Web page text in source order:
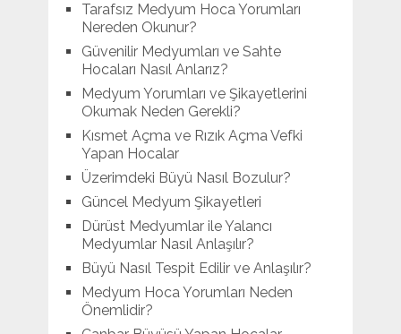
Tarafsız Medyum Hoca Yorumları
Nereden Okunur?
Güvenilir Medyumları ve Sahte
Hocaları Nasıl Anlarız?
Medyum Yorumları ve Şikayetlerini
Okumak Neden Gerekli?
Kısmet Açma ve Rızık Açma Vefki
Yapan Hocalar
Üzerimdeki Büyü Nasıl Bozulur?
Güncel Medyum Şikayetleri
Dürüst Medyumlar ile Yalancı
Medyumlar Nasıl Anlaşılır?
Büyü Nasıl Tespit Edilir ve Anlaşılır?
Medyum Hoca Yorumları Neden
Önemlidir?